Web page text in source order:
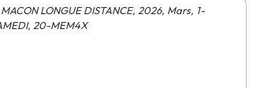
MACON LONGUE DISTANCE, 2026, Mars, 1-
, 20-MEM4X